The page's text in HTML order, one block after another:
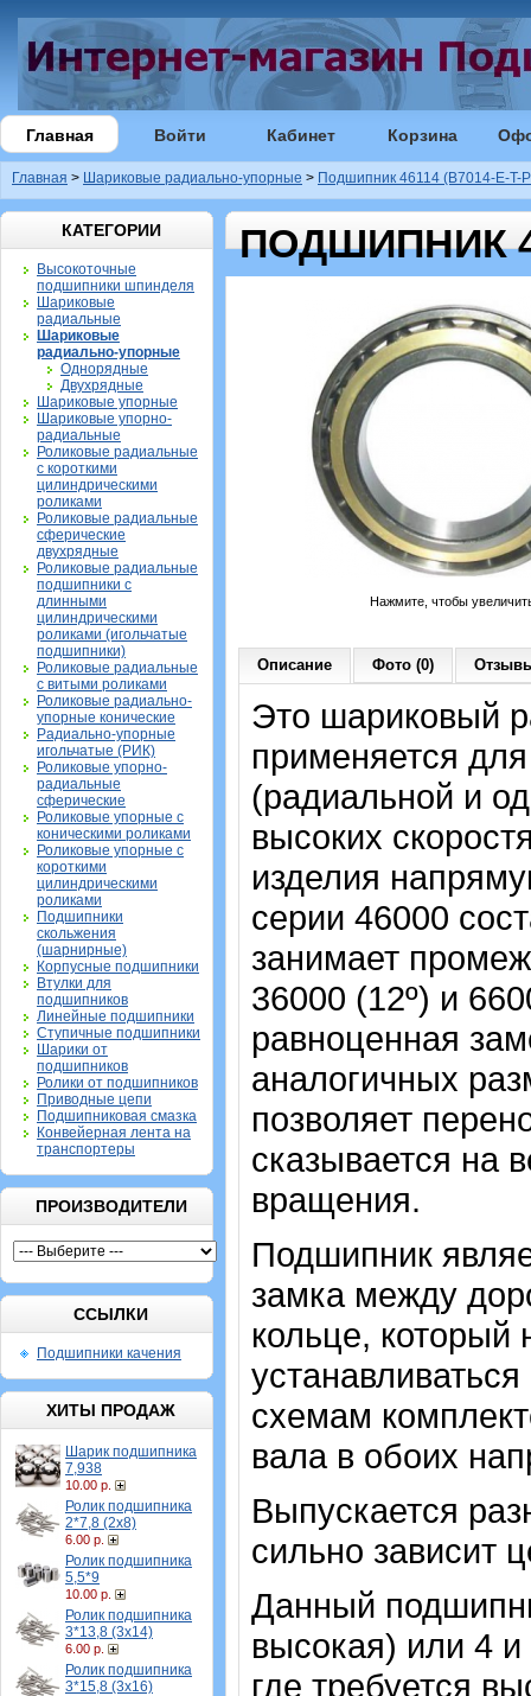
Главная Войти Кабинет Корзина
Главная > Шариковые радиально-упорные > Подшипник 46114 (B7014-E-T-
КАТЕГОРИИ
Высокоточные
подшипники шпинделя
Шариковые
радиальные
Шариковые
радиально-упорные
Однорядные
Двухрядные
Шариковые упорные
Шариковые упорно-
радиальные
Роликовые радиальные
с короткими
цилиндрическими
роликами
Роликовые радиальные
сферические
двухрядные
Роликовые радиальные
подшипники с
длинными
цилиндрическими
роликами (игольчатые
подшипники)
Роликовые радиальные
с витыми роликами
Роликовые радиально-
упорные конические
Радиально-упорные
игольчатые (РИК)
Роликовые упорно-
радиальные
сферические
Роликовые упорные с
коническими роликами
Роликовые упорные с
короткими
цилиндрическими
роликами
Подшипники
скольжения
(шарнирные)
Корпусные подшипники
Втулки для
подшипников
Линейные подшипники
Ступичные подшипники
Шарики от
подшипников
Ролики от подшипников
Приводные цепи
Подшипниковая смазка
Конвейерная лента на
транспортеры
ПРОИЗВОДИТЕЛИ
ССЫЛКИ
Подшипники качения
ХИТЫ ПРОДАЖ
Шарик подшипника
7,938
10.00 р.
Ролик подшипника
2*7,8 (2х8)
6.00 р.
Ролик подшипника
5,5*9
10.00 р.
Ролик подшипника
3*13,8 (3х14)
6.00 р.
Ролик подшипника
3*15,8 (3х16)
ПОДШИПНИК
Нажмите, чтобы
Описание Фото (0)
Это шариковый
применяется
(радиальной и
высоких
изделия
серии 46000
занимает
36000 (12º) и
равноценная
аналогичных
позволяет
сказывается на
вращения.
Подшипник
замка между
кольце,
схемам
вала в обоих
Выпускается
сильно зависит
Данный
высокая) или 4 и
где требуется